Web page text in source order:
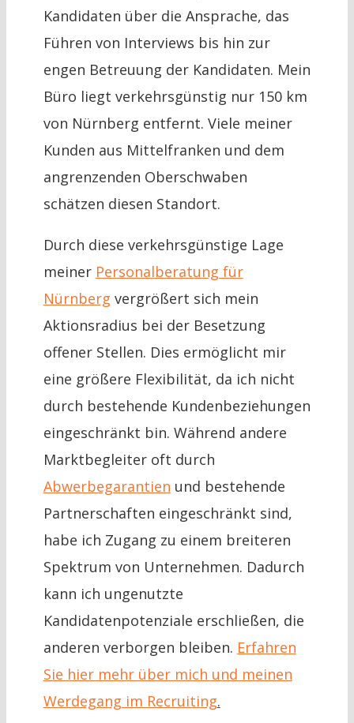
Kandidaten über die Ansprache, das
Führen von Interviews bis hin zur
engen Betreuung der Kandidaten. Mein
Büro liegt verkehrsgünstig nur 150 km
von Nürnberg entfernt. Viele meiner
Kunden aus Mittelfranken und dem
angrenzenden Oberschwaben
schätzen diesen Standort.
Durch diese verkehrsgünstige Lage
meiner Personalberatung für
Nürnberg vergrößert sich mein
Aktionsradius bei der Besetzung
offener Stellen. Dies ermöglicht mir
eine größere Flexibilität, da ich nicht
durch bestehende Kundenbeziehungen
eingeschränkt bin. Während andere
Marktbegleiter oft durch
Abwerbegarantien und bestehende
Partnerschaften eingeschränkt sind,
habe ich Zugang zu einem breiteren
Spektrum von Unternehmen. Dadurch
kann ich ungenutzte
Kandidatenpotenziale erschließen, die
anderen verborgen bleiben. Erfahren
Sie hier mehr über mich und meinen
Werdegang im Recruiting.